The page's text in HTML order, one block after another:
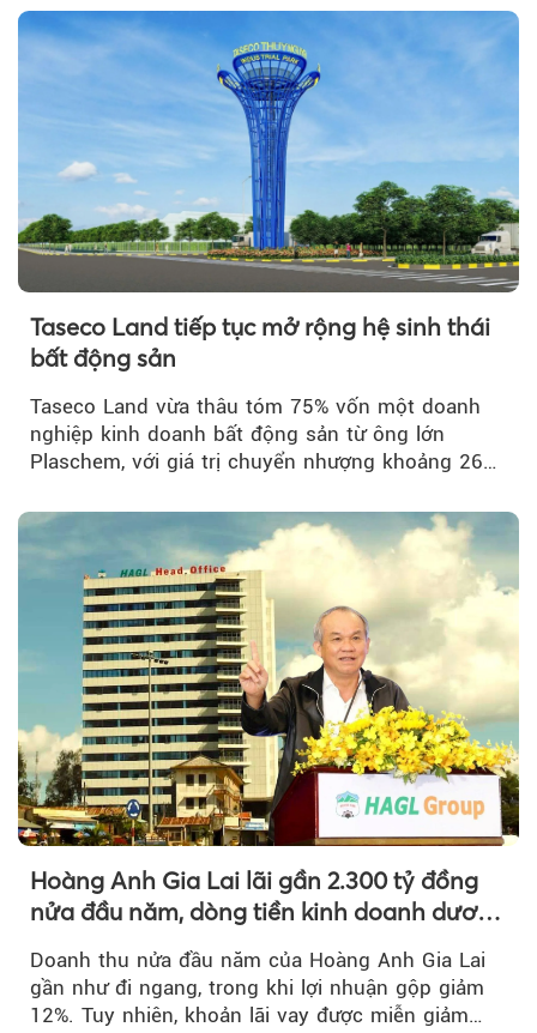
Taseco Land tiếp tục mở rộng hệ sinh thái
bất động sản
Taseco Land vừa thâu tóm 75% vốn một doanh
nghiệp kinh doanh bất động sản từ ông lớn
Plaschem, với giá trị chuyển nhượng khoảng 262
Hoàng Anh Gia Lai lãi gần 2.300 tỷ đồng
nửa đầu năm, dòng tiền kinh doanh dương
Doanh thu nửa đầu năm của Hoàng Anh Gia Lai
gần như đi ngang, trong khi lợi nhuận gộp giảm
12%. Tuy nhiên, khoản lãi vay được miễn giảm